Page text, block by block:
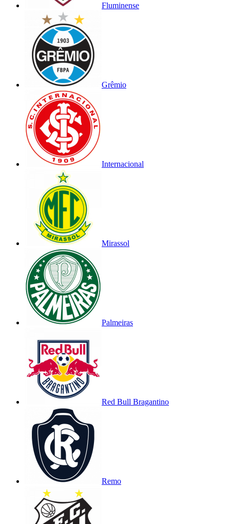
Fluminense
Grêmio
Internacional
Mirassol
Palmeiras
Red Bull Bragantino
Remo